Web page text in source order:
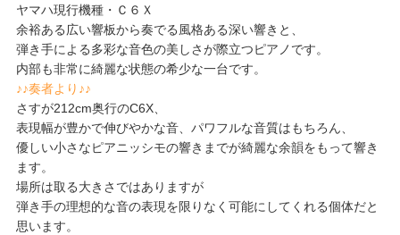
ヤマハ現行機種・Ｃ６Ｘ
余裕ある広い響板から奏でる風格ある深い響きと、
弾き手による多彩な音色の美しさが際立つピアノです。
内部も非常に綺麗な状態の希少な一台です。
♪♪奏者より♪♪
さすが212cm奥行のC6X、
表現幅が豊かで伸びやかな音、パワフルな音質はもちろん、
優しい小さなピアニッシモの響きまでが綺麗な余韻をもって響き
ます。
場所は取る大きさではありますが
弾き手の理想的な音の表現を限りなく可能にしてくれる個体だと
思います。